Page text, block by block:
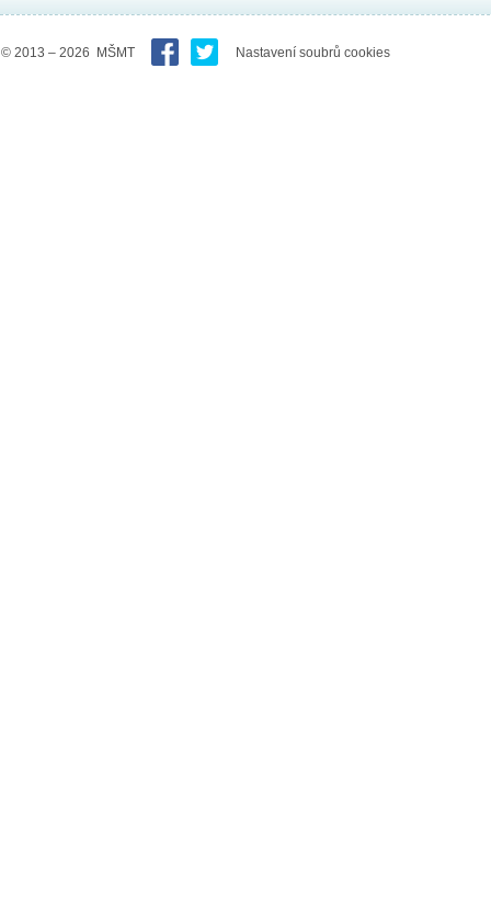
© 2013 – 2026 MŠMT Nastavení soubrů cookies